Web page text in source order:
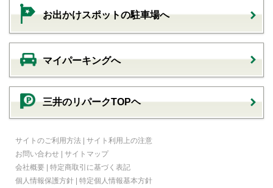
お出かけスポットの駐車場へ
マイパーキングへ
三井のリパークTOPヘ
サイトのご利用方法 | サイト利用上の注意
お問い合わせ | サイトマップ
会社概要 | 特定商取引に基づく表記
個人情報保護方針 | 特定個人情報基本方針